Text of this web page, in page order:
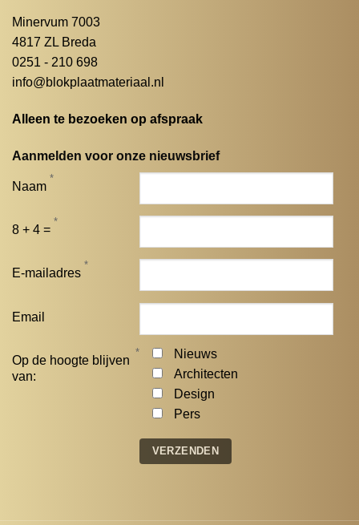
Minervum 7003
4817 ZL Breda
0251 - 210 698
info@blokplaatmateriaal.nl
Alleen te bezoeken op afspraak
Aanmelden voor onze nieuwsbrief
Naam
*
8 + 4 =
*
E-mailadres
*
Email
Op de hoogte blijven
van:
*
Nieuws
Architecten
Design
Pers